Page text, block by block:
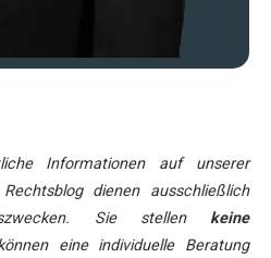
Informationen auf unserer
dienen ausschließlich
Sie stellen keine
eine individuelle Beratung